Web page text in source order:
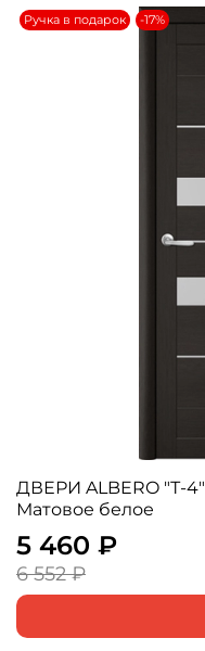
Ручка в подарок -17%
ДВЕРИ ALBERO "Т-4" Лиственница Темная (ДО)
Матовое белое
5 460 ₽
6 552 ₽